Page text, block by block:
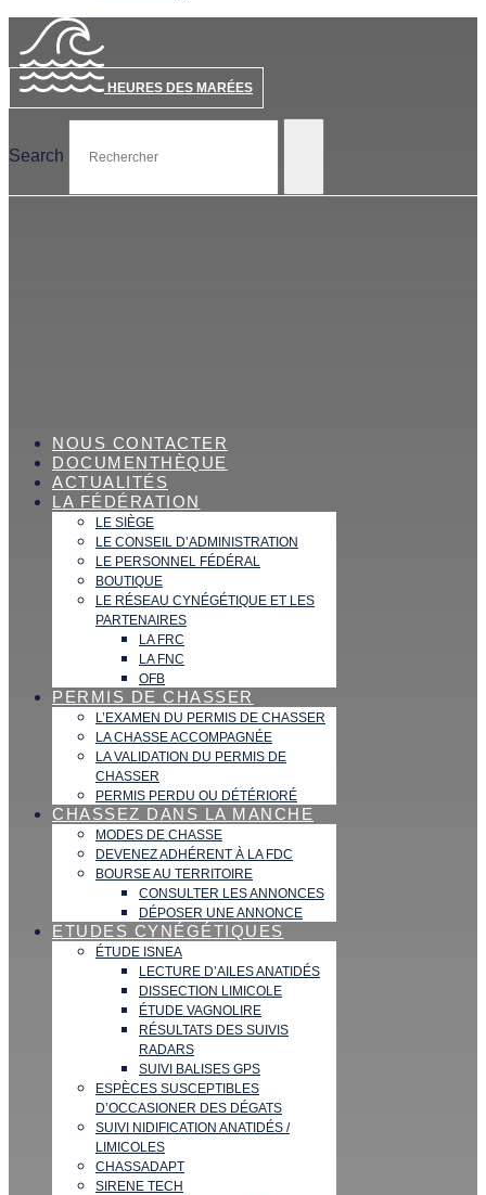
HEURES DES MARÉES
Search
NOUS CONTACTER
DOCUMENTHÈQUE
ACTUALITÉS
LA FÉDÉRATION
LE SIÈGE
LE CONSEIL D’ADMINISTRATION
LE PERSONNEL FÉDÉRAL
BOUTIQUE
LE RÉSEAU CYNÉGÉTIQUE ET LES
PARTENAIRES
LA FRC
LA FNC
OFB
PERMIS DE CHASSER
L’EXAMEN DU PERMIS DE CHASSER
LA CHASSE ACCOMPAGNÉE
LA VALIDATION DU PERMIS DE
CHASSER
PERMIS PERDU OU DÉTÉRIORÉ
CHASSEZ DANS LA MANCHE
MODES DE CHASSE
DEVENEZ ADHÉRENT À LA FDC
BOURSE AU TERRITOIRE
CONSULTER LES ANNONCES
DÉPOSER UNE ANNONCE
ETUDES CYNÉGÉTIQUES
ÉTUDE ISNEA
LECTURE D’AILES ANATIDÉS
DISSECTION LIMICOLE
ÉTUDE VAGNOLIRE
RÉSULTATS DES SUIVIS
RADARS
SUIVI BALISES GPS
ESPÈCES SUSCEPTIBLES
D’OCCASIONER DES DÉGATS
SUIVI NIDIFICATION ANATIDÉS /
LIMICOLES
CHASSADAPT
SIRENE TECH